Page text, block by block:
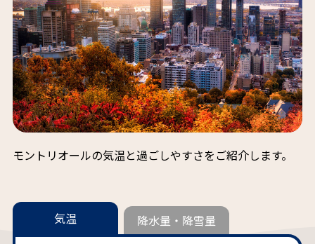
モントリオールの気温と過ごしやすさをご紹介します。
気温 降水量・降雪量